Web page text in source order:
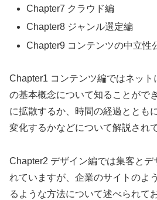
Chapter7 クラウド編
Chapter8 ジャンル選定編
Chapter9 コンテンツの中立性
Chapter1 コンテンツ編ではネット
の基本概念について知ることがで
に拡散するか、時間の経過ととも
変化するかなどについて解説され
Chapter2 デザイン編では集客とデ
れていますが、企業のサイトのよ
るような方法について述べられて